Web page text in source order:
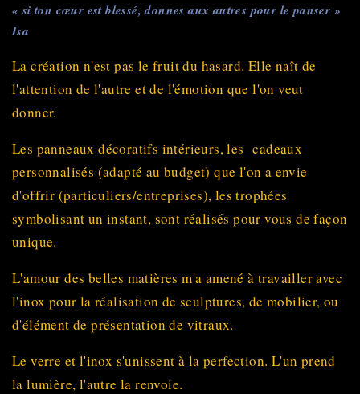
« si ton cœur est blessé, donnes aux autres pour le panser »
Isa
La création n'est pas le fruit du hasard. Elle naît de
l'attention de l'autre et de l'émotion que l'on veut
donner.
Les panneaux décoratifs intérieurs, les cadeaux
personnalisés (adapté au budget) que l'on a envie
d'offrir (particuliers/entreprises), les trophées
symbolisant un instant, sont réalisés pour vous de façon
unique.
L'amour des belles matières m'a amené à travailler avec
l'inox pour la réalisation de sculptures, de mobilier, ou
d'élément de présentation de vitraux.
Le verre et l'inox s'unissent à la perfection. L'un prend
la lumière, l'autre la renvoie.